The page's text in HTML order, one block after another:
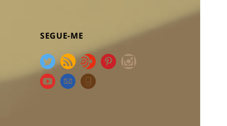
SEGUE-ME